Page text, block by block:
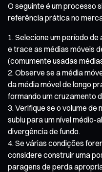
O seguinte é um processo
referência prática no
Selecione um período de
e trace as médias móveis
(comumente usadas
Observe se a média
da média móvel de longo
formando um cruzamento
Verifique se o volume de
subiu para um nível médio-
divergência de fundo.
Se várias condições
considere construir uma
paragens de perda